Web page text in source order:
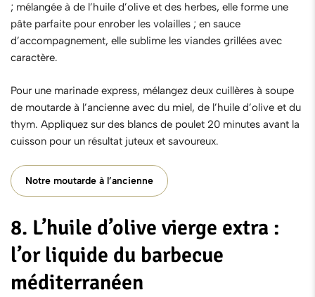
; mélangée à de l’huile d’olive et des herbes, elle forme une
pâte parfaite pour enrober les volailles ; en sauce
d’accompagnement, elle sublime les viandes grillées avec
caractère.
Pour une marinade express, mélangez deux cuillères à soupe
de moutarde à l’ancienne avec du miel, de l’huile d’olive et du
thym. Appliquez sur des blancs de poulet 20 minutes avant la
cuisson pour un résultat juteux et savoureux.
Notre moutarde à l’ancienne
8. L’huile d’olive vierge extra :
l’or liquide du barbecue
méditerranéen